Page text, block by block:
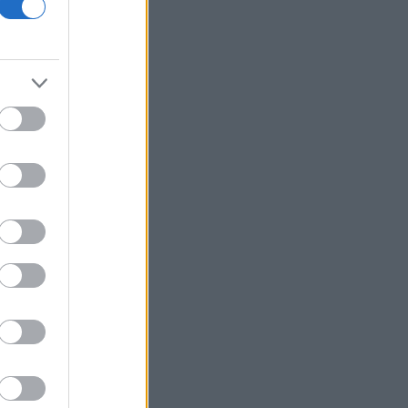
βασικά υλικά τσιπ για να αντιμετωπίσει
την Κίνα
έως 9 Αυγούστου
ΗΠΑ: Δικαστήριο διατάσσει την άρση
του «παγώματος» Τραμπ στα αιολικά
Σαουδική Αραβία: Η αμυντική
Γεωργιάδης από Ρόδο: «Σε ενάμιση
χρόνο, το νοσοκομείο θα είναι
καινούργιο»
της ΔΕΗ για την στρατηγική είσοδο
στην Πολωνία
Χωρίς ενεργό μέτωπο η φωτιά στο
Στεφάνι Κορινθίας